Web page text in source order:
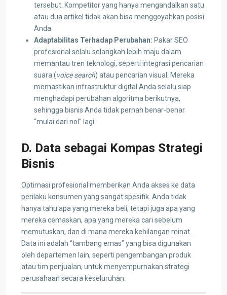
tersebut. Kompetitor yang hanya mengandalkan satu
atau dua artikel tidak akan bisa menggoyahkan posisi
Anda.
Adaptabilitas Terhadap Perubahan: Pakar SEO
profesional selalu selangkah lebih maju dalam
memantau tren teknologi, seperti integrasi pencarian
suara (voice search) atau pencarian visual. Mereka
memastikan infrastruktur digital Anda selalu siap
menghadapi perubahan algoritma berikutnya,
sehingga bisnis Anda tidak pernah benar-benar
“mulai dari nol” lagi.
D. Data sebagai Kompas Strategi
Bisnis
Optimasi profesional memberikan Anda akses ke data
perilaku konsumen yang sangat spesifik. Anda tidak
hanya tahu apa yang mereka beli, tetapi juga apa yang
mereka cemaskan, apa yang mereka cari sebelum
memutuskan, dan di mana mereka kehilangan minat.
Data ini adalah “tambang emas” yang bisa digunakan
oleh departemen lain, seperti pengembangan produk
atau tim penjualan, untuk menyempurnakan strategi
perusahaan secara keseluruhan.